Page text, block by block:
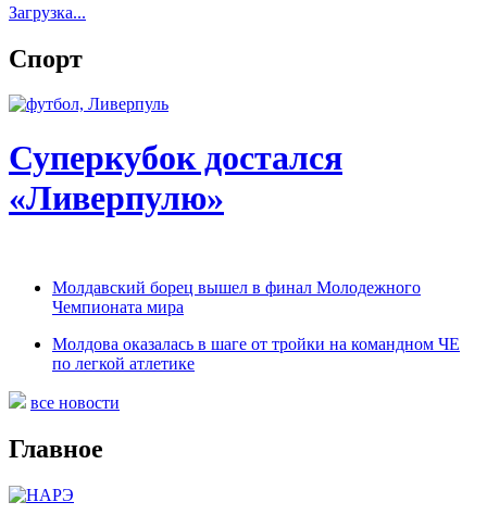
Загрузка...
Спорт
Суперкубок достался
«Ливерпулю»
Молдавский борец вышел в финал Молодежного
Чемпионата мира
Молдова оказалась в шаге от тройки на командном ЧЕ
по легкой атлетике
все новости
Главное